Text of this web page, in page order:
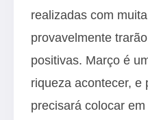
realizadas com
provavelmente
positivas. Março é
riqueza acontecer, e
precisará colocar